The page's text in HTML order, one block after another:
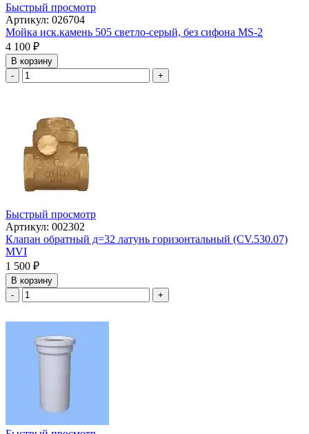
Быстрый просмотр
Артикул: 026704
Мойка иск.камень 505 светло-серый, без сифона МS-2
4 100 ₽
В корзину
-
+
Быстрый просмотр
Артикул: 002302
Клапан обратный д=32 латунь горизонтальный (СV.530.07)
MVI
1 500 ₽
В корзину
-
+